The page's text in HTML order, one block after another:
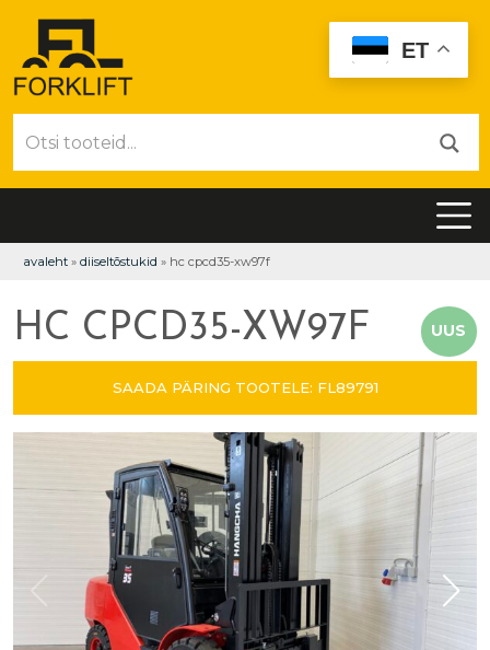
avaleht » diiseltõstukid » hc cpcd35-xw97f
HC CPCD35-XW97F UUS
SAADA PÄRING TOOTELE: FL89791
ET